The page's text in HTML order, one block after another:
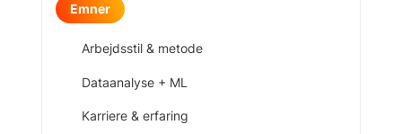
Emner
Arbejdsstil & metode
Dataanalyse + ML
Karriere & erfaring